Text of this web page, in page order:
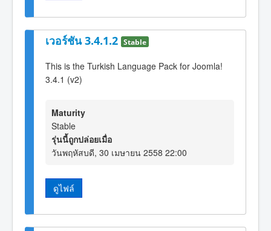
เวอร์ชัน 3.4.1.2 Stable
This is the Turkish Language Pack for Joomla!
3.4.1 (v2)
Maturity
Stable
รุ่นนี้ถูกปล่อยเมื่อ
วันพฤหัสบดี, 30 เมษายน 2558 22:00
ดูไฟล์